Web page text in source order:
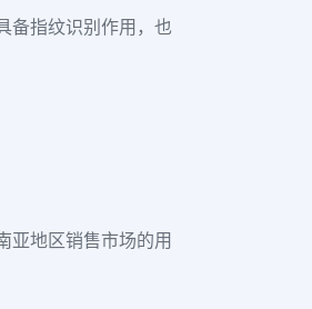
备指纹识别作用，也
亚地区销售市场的用